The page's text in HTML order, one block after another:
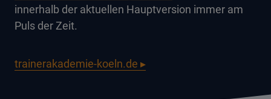
innerhalb der aktuellen Hauptversion immer am
Puls der Zeit.
trainerakademie-koeln.de ▸